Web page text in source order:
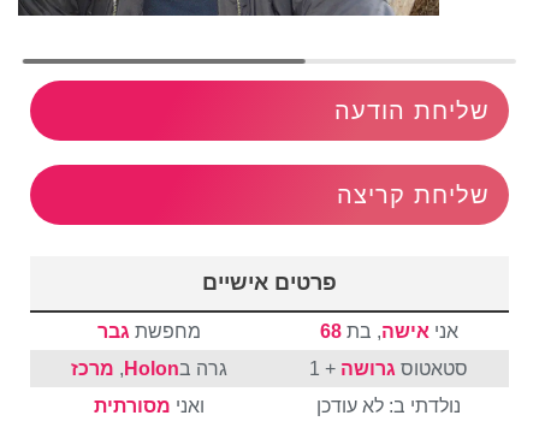
שליחת הודעה
שליחת קריצה
פרטים אישיים
אני אישה, בת68 מחפשת גבר
סטאטוס גרושה + 1 גרה בHolon
, מרכז
נולדתי ב: לא עודכן
ואני מסורתית